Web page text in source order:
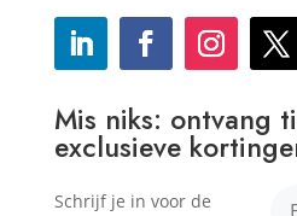
Mis niks: ontvang
exclusieve
Schrijf je in voor de